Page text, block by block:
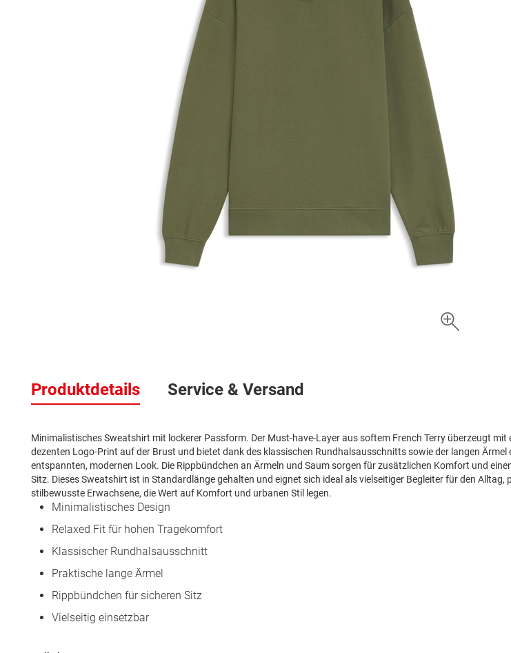
Bildergalerie
springen
Produktdetails
Minimalistisches Sweatshirt mit lockerer Passform. Der Must-have-Layer aus softem French Terry überzeugt mit
dezenten Logo-Print auf der Brust und bietet dank des klassischen Rundhalsausschnitts sowie der langen Ärmel
entspannten, modernen Look. Die Rippbündchen an Ärmeln und Saum sorgen für zusätzlichen Komfort und
Sitz. Dieses Sweatshirt ist in Standardlänge gehalten und eignet sich ideal als vielseitiger Begleiter für den Alltag,
stilbewusste Erwachsene, die Wert auf Komfort und urbanen Stil legen.
Minimalistisches Design
Relaxed Fit für hohen Tragekomfort
Klassischer Rundhalsausschnitt
Praktische lange Ärmel
Rippbündchen für sicheren Sitz
Vielseitig einsetzbar
Service & Versand